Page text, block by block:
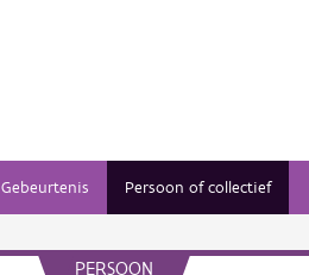
Gebeurtenis Persoon of collectief
PERSOON